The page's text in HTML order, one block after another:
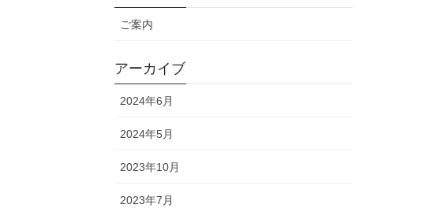
ご案内
アーカイブ
2024年6月
2024年5月
2023年10月
2023年7月